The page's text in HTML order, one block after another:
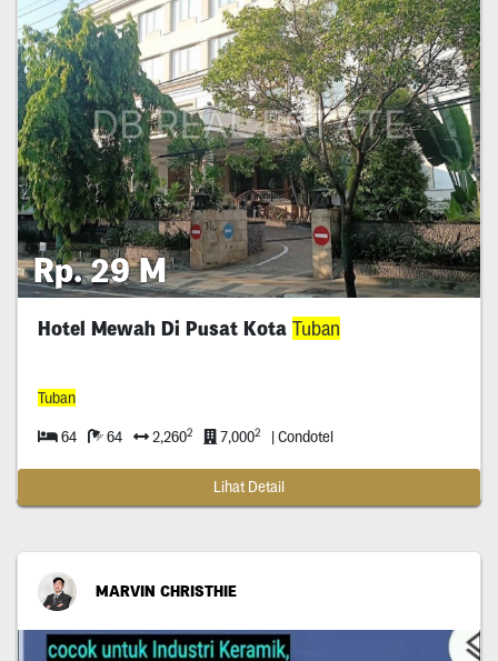
Rp. 29 M
Hotel Mewah Di Pusat Kota Tuban
Tuban
64 64 2,2602 7,0002 | Condotel
Lihat Detail
MARVIN CHRISTHIE